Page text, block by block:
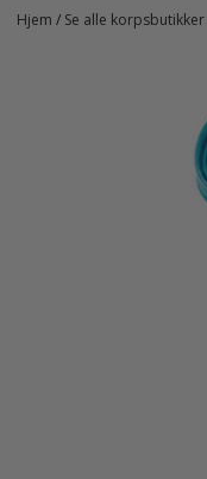
Hjem / Se alle korpsbutikker